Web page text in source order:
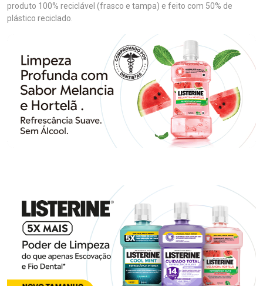
produto 100% reciclável (frasco e tampa) e feito com 50% de
plástico reciclado.